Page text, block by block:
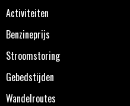
Activiteiten
Benzineprijs
Stroomstoring
Gebedstijden
Wandelroutes